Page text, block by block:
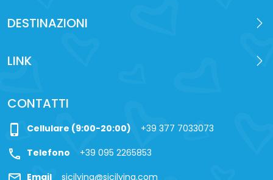
DESTINAZIONI
LINK
CONTATTI
phone_iphone Cellulare (9:00-20:00) +39 377 7033073
call Telefono +39 095 2265853
Email sicilying@sicilying.com